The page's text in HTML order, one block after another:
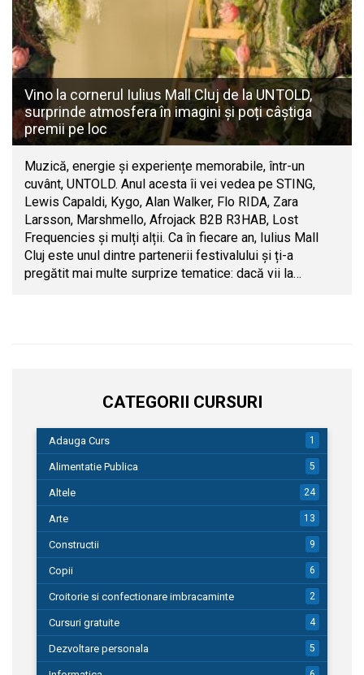
Vino la cornerul Iulius Mall Cluj de la UNTOLD,
surprinde atmosfera în imagini și poți câștiga
premii pe loc
Muzică, energie și experiențe memorabile, într-un
cuvânt, UNTOLD. Anul acesta îi vei vedea pe STING,
Lewis Capaldi, Kygo, Alan Walker, Flo RIDA, Zara
Larsson, Marshmello, Afrojack B2B R3HAB, Lost
Frequencies și mulți alții. Ca în fiecare an, Iulius Mall
Cluj este unul dintre partenerii festivalului și ți-a
pregătit mai multe surprize tematice: dacă vii la…
CATEGORII CURSURI
Adauga Curs 1
Alimentatie Publica 5
Altele 24
Arte 13
Constructii 9
Copii 6
Croitorie si confectionare imbracaminte 2
Cursuri gratuite 4
Dezvoltare personala 5